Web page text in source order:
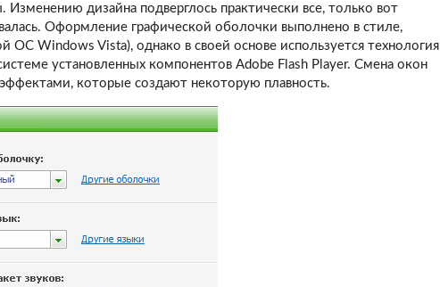
Изменению дизайна подверглось практически все, только вот
Оформление графической оболочки выполнено в стиле,
ОС Windows Vista), однако в своей основе используется технология
установленных компонентов Adobe Flash Player. Смена окон
которые создают некоторую плавность.